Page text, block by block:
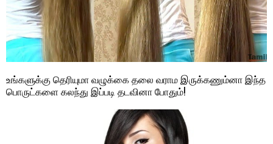
உங்களுக்கு தெரியுமா வழுக்கை தலை வராம இருக்கணும்னா இந்த
பொருட்களை கலந்து இப்படி தடவினா போதும்!